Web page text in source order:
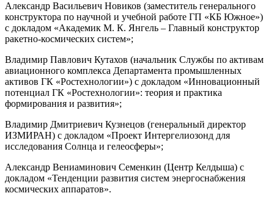
Александр Васильевич Новиков (заместитель генерального
конструктора по научной и учебной работе ГП «КБ Южное»)
с докладом «Академик М. К. Янгель – Главный конструктор
ракетно-космических систем»;
Владимир Павлович Кутахов (начальник Службы по активам
авиационного комплекса Департамента промышленных
активов ГК «Ростехнологии») с докладом «Инновационный
потенциал ГК «Ростехнологии»: теория и практика
формирования и развития»;
Владимир Дмитриевич Кузнецов (генеральный директор
ИЗМИРАН) с докладом «Проект Интергелиозонд для
исследования Солнца и гелеосферы»;
Александр Вениаминович Семенкин (Центр Келдыша) с
докладом «Тенденции развития систем энергоснабжения
космических аппаратов».